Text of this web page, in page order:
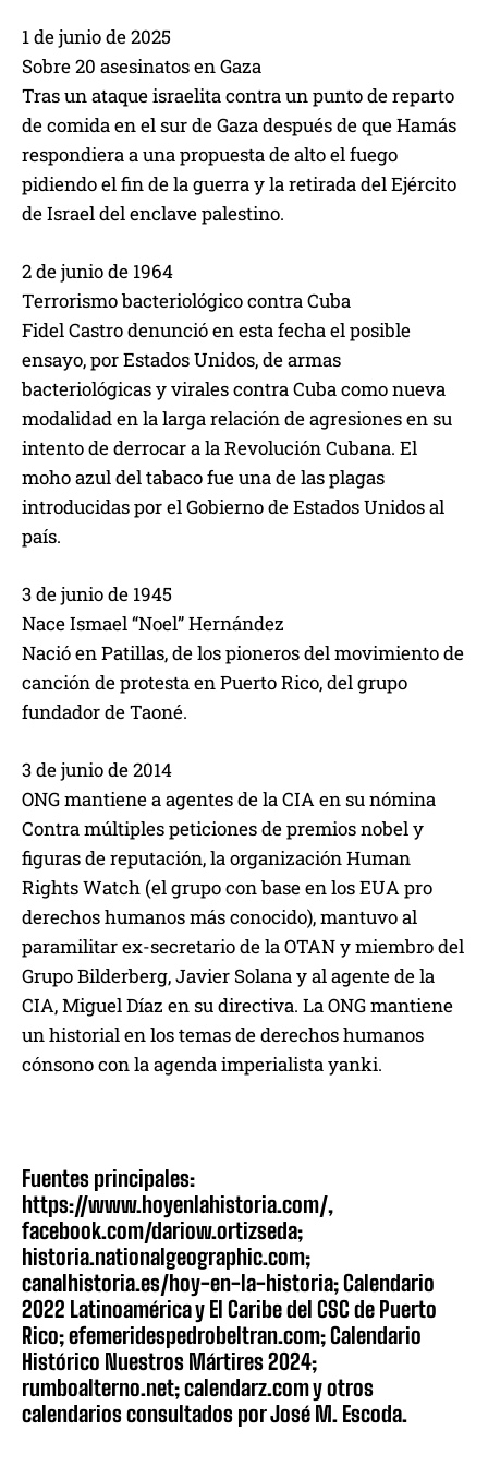
1 de junio de 2025
Sobre 20 asesinatos en Gaza
Tras un ataque israelita contra un punto de reparto
de comida en el sur de Gaza después de que Hamás
respondiera a una propuesta de alto el fuego
pidiendo el fin de la guerra y la retirada del Ejército
de Israel del enclave palestino.
2 de junio de 1964
Terrorismo bacteriológico contra Cuba
Fidel Castro denunció en esta fecha el posible
ensayo, por Estados Unidos, de armas
bacteriológicas y virales contra Cuba como nueva
modalidad en la larga relación de agresiones en su
intento de derrocar a la Revolución Cubana. El
moho azul del tabaco fue una de las plagas
introducidas por el Gobierno de Estados Unidos al
país.
3 de junio de 1945
Nace Ismael “Noel” Hernández
Nació en Patillas, de los pioneros del movimiento de
canción de protesta en Puerto Rico, del grupo
fundador de Taoné.
3 de junio de 2014
ONG mantiene a agentes de la CIA en su nómina
Contra múltiples peticiones de premios nobel y
figuras de reputación, la organización Human
Rights Watch (el grupo con base en los EUA pro
derechos humanos más conocido), mantuvo al
paramilitar ex-secretario de la OTAN y miembro del
Grupo Bilderberg, Javier Solana y al agente de la
CIA, Miguel Díaz en su directiva. La ONG mantiene
un historial en los temas de derechos humanos
cónsono con la agenda imperialista yanki.
Fuentes principales:
https://www.hoyenlahistoria.com/,
facebook.com/dariow.ortizseda;
historia.nationalgeographic.com;
canalhistoria.es/hoy-en-la-historia; Calendario
2022 Latinoamérica y El Caribe del CSC de Puerto
Rico; efemeridespedrobeltran.com; Calendario
Histórico Nuestros Mártires 2024;
rumboalterno.net; calendarz.com y otros
calendarios consultados por José M. Escoda.